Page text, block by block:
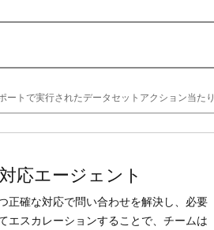
トで実行されたデータセットアクション当たり
エージェント
な対応で問い合わせを解決し、必要
カレーションすることで、チームは